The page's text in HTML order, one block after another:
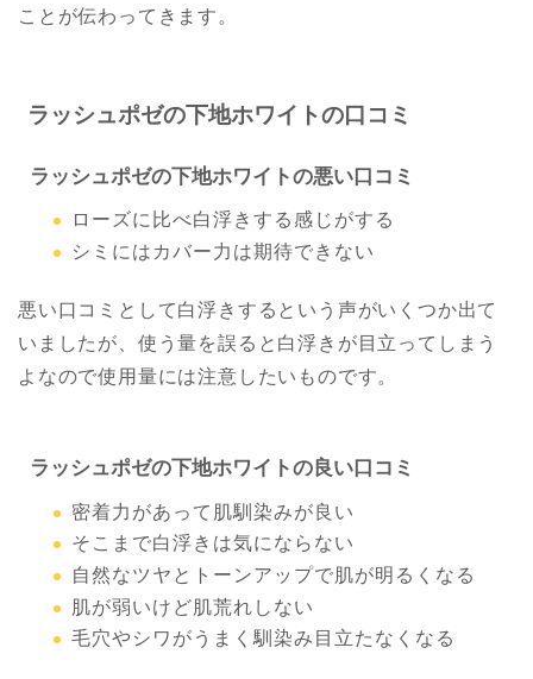
ことが伝わってきます。
ラッシュポゼの下地ホワイトの口コミ
ラッシュポゼの下地ホワイトの悪い口コミ
ローズに比べ白浮きする感じがする
シミにはカバー力は期待できない
悪い口コミとして白浮きするという声がいくつか出て
いましたが、使う量を誤ると白浮きが目立ってしまう
よなので使用量には注意したいものです。
ラッシュポゼの下地ホワイトの良い口コミ
密着力があって肌馴染みが良い
そこまで白浮きは気にならない
自然なツヤとトーンアップで肌が明るくなる
肌が弱いけど肌荒れしない
毛穴やシワがうまく馴染み目立たなくなる